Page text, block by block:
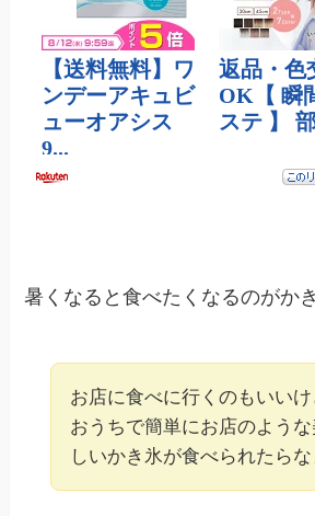
暑くなると食べたくなるのがか
お店に食べに行くのもいいけ
おうちで簡単にお店のような
しいかき氷が食べられたらな